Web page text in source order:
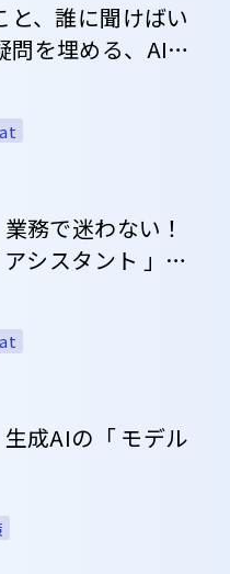
と、誰に聞けばい
問を埋める、AIと
」
務で迷わない！
アシスタント 」の
成AIの「 モデル